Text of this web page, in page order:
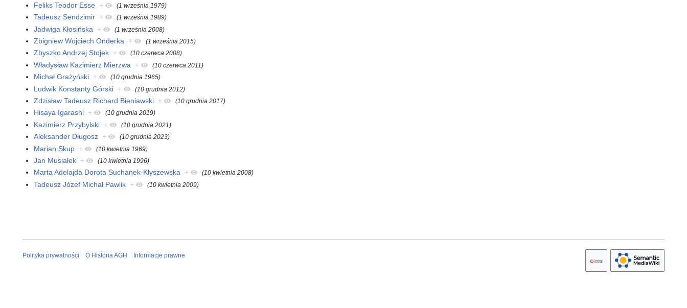
Feliks Teodor Esse + (1 września 1979)
Tadeusz Sendzimir + (1 września 1989)
Jadwiga Kłosińska + (1 września 2008)
Zbigniew Wojciech Onderka + (1 września 2015)
Zbyszko Andrzej Stojek + (10 czerwca 2008)
Władysław Kazimierz Mierzwa + (10 czerwca 2011)
Michał Grażyński + (10 grudnia 1965)
Ludwik Konstanty Górski + (10 grudnia 2012)
Zdzisław Tadeusz Richard Bieniawski + (10 grudnia 2017)
Hisaya Igarashi + (10 grudnia 2019)
Kazimierz Przybylski + (10 grudnia 2021)
Aleksander Długosz + (10 grudnia 2023)
Marian Skup + (10 kwietnia 1969)
Jan Musiałek + (10 kwietnia 1996)
Marta Adelajda Dorota Suchanek-Kłyszewska + (10 kwietnia 2008)
Tadeusz Józef Michał Pawlik + (10 kwietnia 2009)
Polityka prywatności O Historia AGH Informacje prawne